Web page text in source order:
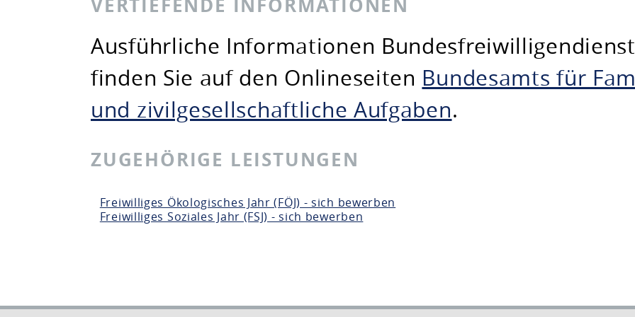
Ausführliche Informationen Bundesfreiwilligendienst
finden Sie auf den Onlineseiten Bundesamts für
und zivilgesellschaftliche Aufgaben.
ZUGEHÖRIGE LEISTUNGEN
Freiwilliges Ökologisches Jahr (FÖJ) - sich bewerben
Freiwilliges Soziales Jahr (FSJ) - sich bewerben